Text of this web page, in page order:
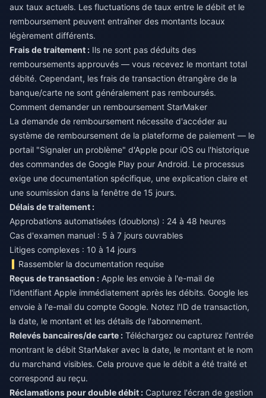
aux taux actuels. Les fluctuations de taux entre le débit et le
remboursement peuvent entraîner des montants locaux
légèrement différents.
Frais de traitement : Ils ne sont pas déduits des
remboursements approuvés — vous recevez le montant total
débité. Cependant, les frais de transaction étrangère de la
banque/carte ne sont généralement pas remboursés.
Comment demander un remboursement StarMaker
La demande de remboursement nécessite d'accéder au
système de remboursement de la plateforme de paiement — le
portail "Signaler un problème" d'Apple pour iOS ou l'historique
des commandes de Google Play pour Android. Le processus
exige une documentation spécifique, une explication claire et
une soumission dans la fenêtre de 15 jours.
Délais de traitement :
Approbations automatisées (doublons) : 24 à 48 heures
Cas d'examen manuel : 5 à 7 jours ouvrables
Litiges complexes : 10 à 14 jours
Rassembler la documentation requise
Reçus de transaction : Apple les envoie à l'e-mail de
l'identifiant Apple immédiatement après les débits. Google les
envoie à l'e-mail du compte Google. Notez l'ID de transaction,
la date, le montant et les détails de l'abonnement.
Relevés bancaires/de carte : Téléchargez ou capturez l'entrée
montrant le débit StarMaker avec la date, le montant et le nom
du marchand visibles. Cela prouve que le débit a été traité et
correspond au reçu.
Réclamations pour double débit : Capturez l'écran de gestion